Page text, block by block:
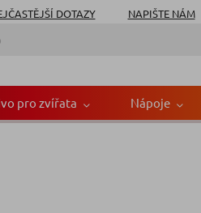
DOTAZY NAPIŠTE NÁM
pro zvířata Nápoje